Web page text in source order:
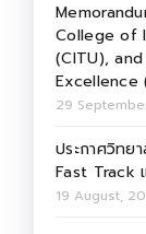
College of
(CITU),
Excellence
29
ประกาศวิทย
Fast Track
19 August,